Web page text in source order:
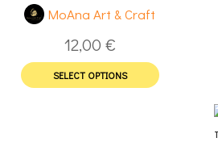
τον παππού & τη γιαγιά
MoAna Art & Craft
12,00 €
SELECT OPTIONS